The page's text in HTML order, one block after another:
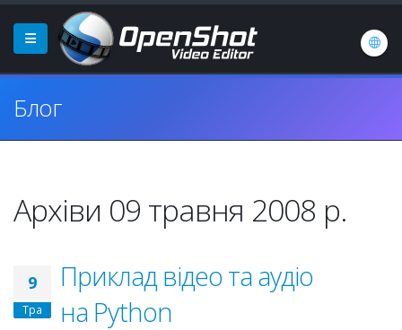
Блог
Архіви 09 травня 2008 р.
9
Тра
Приклад відео та аудіо
на Python